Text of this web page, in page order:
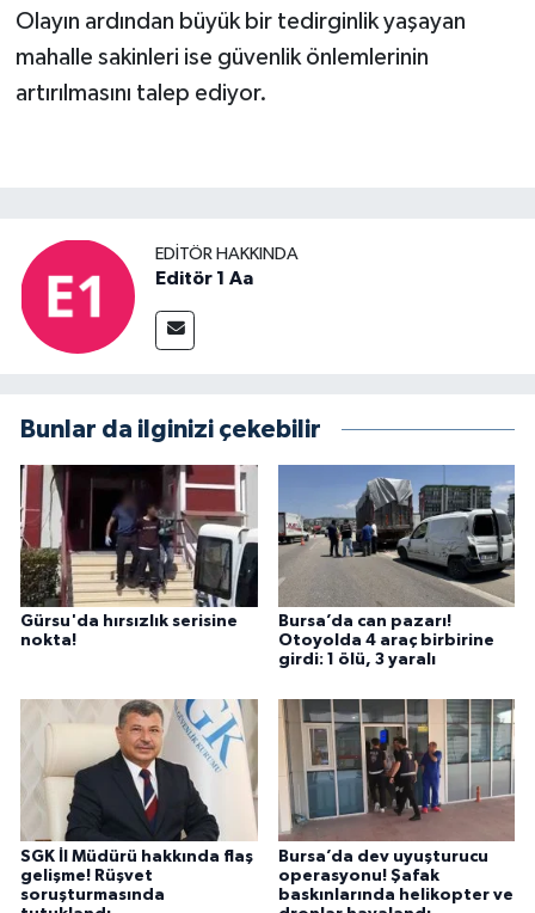
Olayın ardından büyük bir tedirginlik yaşayan
mahalle sakinleri ise güvenlik önlemlerinin
artırılmasını talep ediyor.
EDITÖR HAKKINDA
Editör 1 Aa
Bunlar da ilginizi çekebilir
Gürsu'da hırsızlık serisine
nokta!
Bursa’da can pazarı!
Otoyolda 4 araç birbirine
girdi: 1 ölü, 3 yaralı
SGK İl Müdürü hakkında flaş
gelişme! Rüşvet
soruşturmasında
Bursa’da dev uyuşturucu
operasyonu! Şafak
baskınlarında helikopter ve